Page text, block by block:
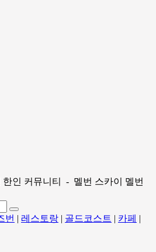
한인 커뮤니티 - 멜번 스카이 멜번
번 | 레스토랑 | 골드코스트 | 카페 |